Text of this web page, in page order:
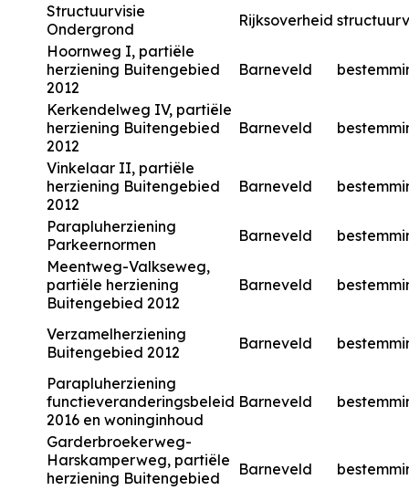
Structuurvisie
Ondergrond
Rijksoverheid
Hoornweg I, partiële
herziening Buitengebied
2012
Barneveld
Kerkendelweg IV, partiële
herziening Buitengebied
2012
Barneveld
Vinkelaar II, partiële
herziening Buitengebied
2012
Barneveld
Parapluherziening
Parkeernormen
Barneveld
Meentweg-Valkseweg,
partiële herziening
Buitengebied 2012
Barneveld
Verzamelherziening
Buitengebied 2012
Barneveld
Parapluherziening
functieveranderingsbeleid
2016 en woninginhoud
Barneveld
Garderbroekerweg-
Harskamperweg, partiële
herziening Buitengebied
Barneveld